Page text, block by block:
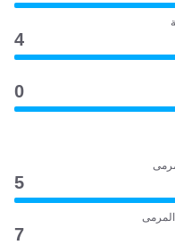
4
0
5
7